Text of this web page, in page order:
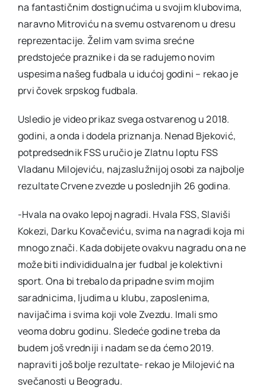
na fantastičnim dostignućima u svojim klubovima,
naravno Mitroviću na svemu ostvarenom u dresu
reprezentacije. Želim vam svima srećne
predstojeće praznike i da se radujemo novim
uspesima našeg fudbala u idućoj godini – rekao je
prvi čovek srpskog fudbala.
Usledio je video prikaz svega ostvarenog u 2018.
godini, a onda i dodela priznanja. Nenad Bjeković,
potpredsednik FSS uručio je Zlatnu loptu FSS
Vladanu Milojeviću, najzaslužnijoj osobi za najbolje
rezultate Crvene zvezde u poslednjih 26 godina.
-Hvala na ovako lepoj nagradi. Hvala FSS, Slaviši
Kokezi, Darku Kovačeviću, svima na nagradi koja mi
mnogo znači. Kada dobijete ovakvu nagradu ona ne
može biti individidualna jer fudbal je kolektivni
sport. Ona bi trebalo da pripadne svim mojim
saradnicima, ljudima u klubu, zaposlenima,
navijačima i svima koji vole Zvezdu. Imali smo
veoma dobru godinu. Sledeće godine treba da
budem još vredniji i nadam se da ćemo 2019.
napraviti još bolje rezultate- rekao je Milojević na
svečanosti u Beogradu.